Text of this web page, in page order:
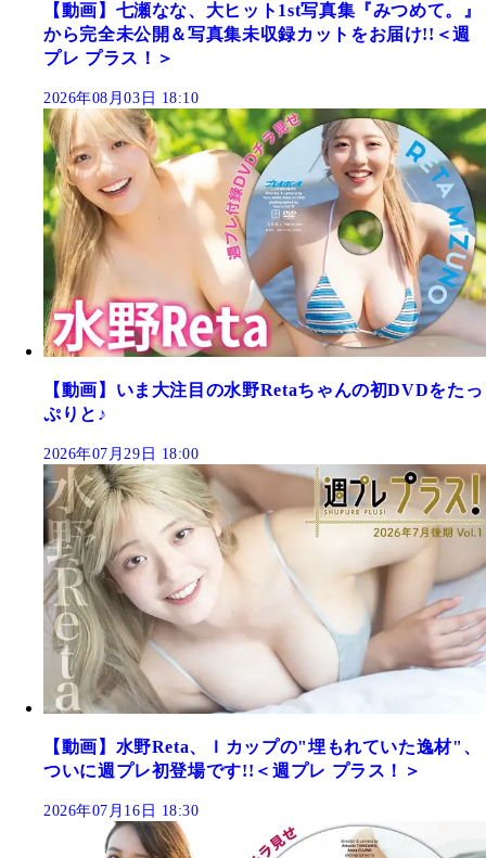
【動画】七瀬なな、大ヒット1st写真集『みつめて。』
から完全未公開＆写真集未収録カットをお届け!!＜週
プレ プラス！＞
2026年08月03日 18:10
【動画】いま大注目の水野Retaちゃんの初DVDをたっ
ぷりと♪
2026年07月29日 18:00
【動画】水野Reta、Ｉカップの"埋もれていた逸材"、
ついに週プレ初登場です!!＜週プレ プラス！＞
2026年07月16日 18:30